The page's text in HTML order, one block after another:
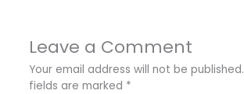
Leave a Comment
Your email address will not be published.
fields are marked *